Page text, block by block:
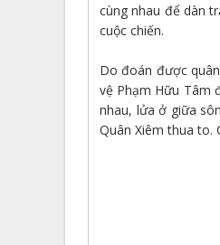
cùng nhau để dàn
cuộc chiến.
Do đoán được
vệ Phạm Hữu Tâm
nhau, lửa ở giữa
Quân Xiêm thua to.